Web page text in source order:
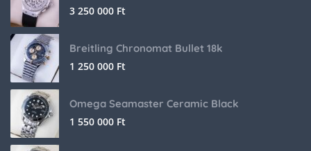
3 250 000 Ft
Breitling Chronomat Bullet 18k
1 250 000 Ft
Omega Seamaster Ceramic Black
1 550 000 Ft